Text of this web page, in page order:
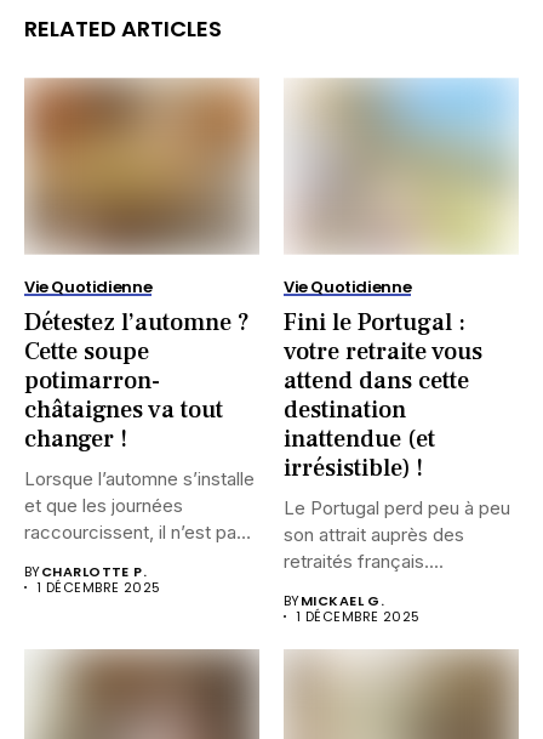
RELATED ARTICLES
Vie Quotidienne
Détestez l’automne ?
Cette soupe
potimarron-
châtaignes va tout
changer !
Lorsque l’automne s’installe
et que les journées
raccourcissent, il n’est pas
BYCHARLOTTE P.
1 DÉCEMBRE 2025
Vie Quotidienne
Fini le Portugal :
votre retraite vous
attend dans cette
destination
inattendue (et
irrésistible) !
Le Portugal perd peu à peu
son attrait auprès des
retraités français....
BYMICKAEL G.
1 DÉCEMBRE 2025